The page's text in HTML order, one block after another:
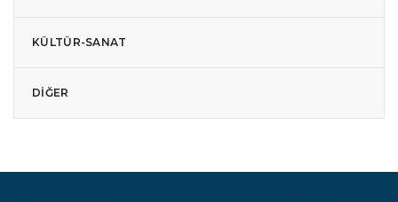
KÜLTÜR-SANAT
DIĞER